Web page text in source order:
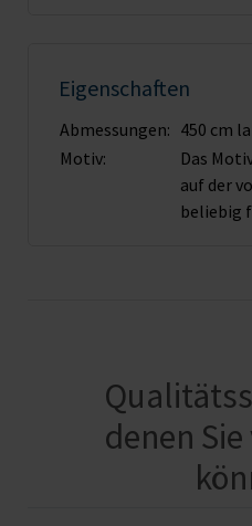
Eigenschaften
Abmessungen: 450 cm
Motiv:
Das
auf der
beliebig
denen